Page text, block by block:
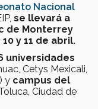
Nacional
se llevará a
de Monterrey
10 y 11 de abril.
universidades
Cetys Mexicali,
y campus del
Ciudad de